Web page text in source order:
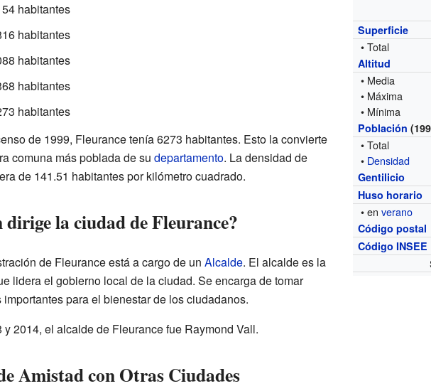
Superficie
• Total
Altitud
• Media
• Máxima
• Mínima
Población
• Total
• Densidad
Gentilicio
Huso horario
• enverano
Código postal
Código INSEE
habitantes
habitantes
habitantes
habitantes
habitantes
de 1999, Fleurance tenía 6273 habitantes. Esto la convierte
comuna más poblada de su departamento. La densidad de
de 141.51 habitantes por kilómetro cuadrado.
dirige la ciudad de Fleurance?
de Fleurance está a cargo de un Alcalde. El alcalde es la
lidera el gobierno local de la ciudad. Se encarga de tomar
para el bienestar de los ciudadanos.
y 2014, el alcalde de Fleurance fue Raymond Vall.
Amistad con Otras Ciudades